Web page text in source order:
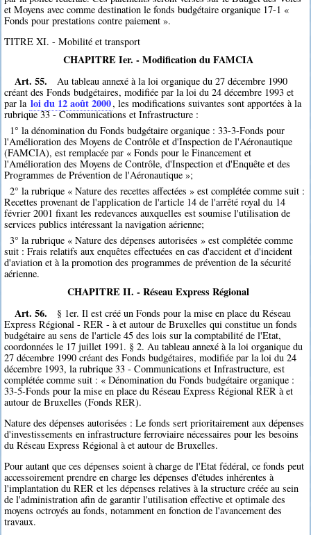
et Moyens avec comme destination le fonds budgétaire organique 17-1 «
Fonds pour prestations contre paiement ».
TITRE XI. - Mobilité et transport
CHAPITRE Ier. - Modification du FAMCIA
Art. 55.
Au tableau annexé à la loi organique du 27 décembre 1990
créant des Fonds budgétaires, modifiée par la loi du 24 décembre 1993 et
par la loi du 12 août 2000, les modifications suivantes sont apportées à la
rubrique 33 - Communications et Infrastructure :
1° la dénomination du Fonds budgétaire organique : 33-3-Fonds pour
l'Amélioration des Moyens de Contrôle et d'Inspection de l'Aéronautique
(FAMCIA), est remplacée par « Fonds pour le Financement et
l'Amélioration des Moyens de Contrôle, d'Inspection et d'Enquête et des
Programmes de Prévention de l'Aéronautique »;
2° la rubrique « Nature des recettes affectées » est complétée comme suit :
Recettes provenant de l'application de l'article 14 de l'arrêté royal du 14
février 2001 fixant les redevances auxquelles est soumise l'utilisation de
services publics intéressant la navigation aérienne;
3° la rubrique « Nature des dépenses autorisées » est complétée comme
suit : Frais relatifs aux enquêtes effectuées en cas d'accident et d'incident
d'aviation et à la promotion des programmes de prévention de la sécurité
aérienne.
CHAPITRE II. - Réseau Express Régional
Art. 56.
§ 1er. Il est créé un Fonds pour la mise en place du Réseau
Express Régional - RER - à et autour de Bruxelles qui constitue un fonds
budgétaire au sens de l'article 45 des lois sur la comptabilité de l'Etat,
coordonnées le 17 juillet 1991. § 2. Au tableau annexé à la loi organique du
27 décembre 1990 créant des Fonds budgétaires, modifiée par la loi du 24
décembre 1993, la rubrique 33 - Communications et Infrastructure, est
complétée comme suit : « Dénomination du Fonds budgétaire organique :
33-5-Fonds pour la mise en place du Réseau Express Régional RER à et
autour de Bruxelles (Fonds RER).
Nature des dépenses autorisées : Le fonds sert prioritairement aux dépenses
d'investissements en infrastructure ferroviaire nécessaires pour les besoins
du Réseau Express Régional à et autour de Bruxelles.
Pour autant que ces dépenses soient à charge de l'Etat fédéral, ce fonds peut
accessoirement prendre en charge les dépenses d'études inhérentes à
l'implantation du RER et les dépenses relatives à la structure créée au sein
de l'administration afin de garantir l'utilisation effective et optimale des
moyens octroyés au fonds, notamment en fonction de l'avancement des
travaux.